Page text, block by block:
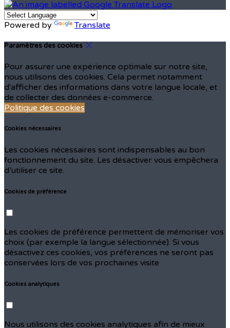
Powered by Translate
Paramètres des cookies
Pour assurer une expérience optimale sur notre site,
nous utilisons des cookies. Cela permet notamment
d'afficher des informations dans votre langue locale, et
de collecter des données e-commerce.
Politique des cookies
Cookies nécessaires
Les cookies nécessaires sont indispensables au bon
fonctionnement du site. Les désactiver vous empêchera
d’utiliser ce site.
Cookies de préférence
Les cookies de préférence permettent de mémoriser vos
choix (par exemple la langue sélectionnée). Si vous
désactivez ces cookies, vos préférences ne seront pas
conservées lors de vos prochaines visite
Cookies analytiques
Nous utilisons des cookies analytiques afin de mieux